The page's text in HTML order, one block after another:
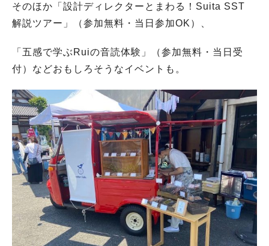
そのほか「設計ディレクターとまわる！Suita SST
解説ツアー」（参加無料・当日参加OK）、
「五感で学ぶRuiの音読体験」（参加無料・当日受
付）などおもしろそうなイベントも。